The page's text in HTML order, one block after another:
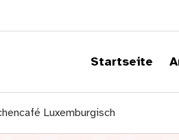
Startseite
Luxemburgisch